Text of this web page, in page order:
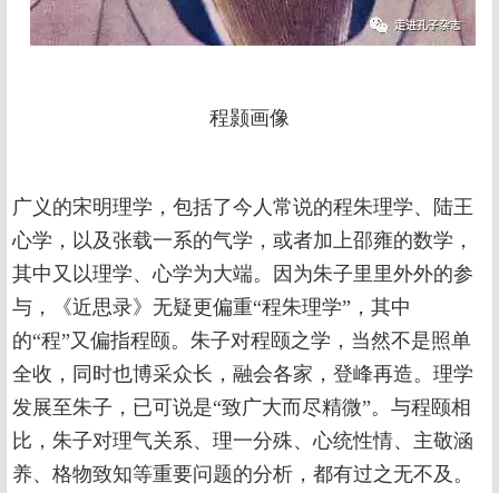
程颢画像
广义的宋明理学，包括了今人常说的程朱理学、陆王
心学，以及张载一系的气学，或者加上邵雍的数学，
其中又以理学、心学为大端。因为朱子里里外外的参
与，《近思录》无疑更偏重“程朱理学”，其中
的“程”又偏指程颐。朱子对程颐之学，当然不是照单
全收，同时也博采众长，融会各家，登峰再造。理学
发展至朱子，已可说是“致广大而尽精微”。与程颐相
比，朱子对理气关系、理一分殊、心统性情、主敬涵
养、格物致知等重要问题的分析，都有过之无不及。